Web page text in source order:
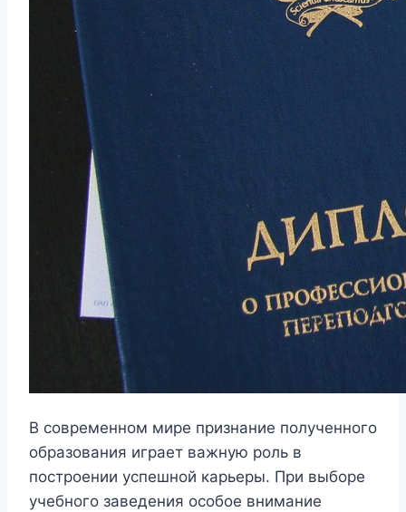
В современном мире признание полученного
образования играет важную роль в
построении успешной карьеры. При выборе
учебного заведения особое внимание